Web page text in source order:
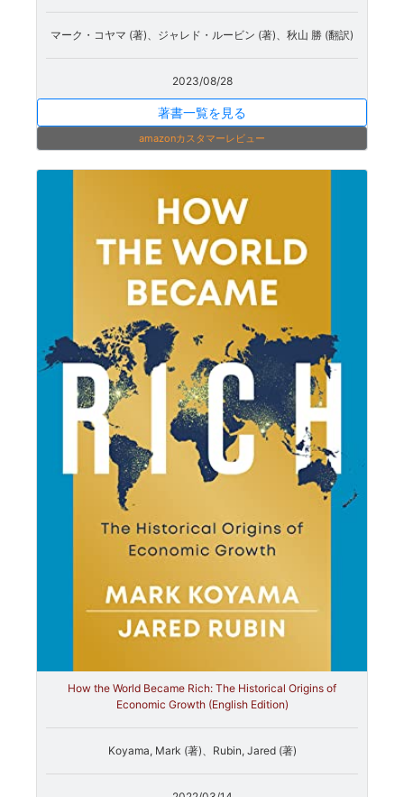
マーク・コヤマ (著)、ジャレド・ルービン (著)、秋山 勝 (翻訳)
2023/08/28
著書一覧を見る
amazonカスタマーレビュー
How the World Became Rich: The Historical Origins of
Economic Growth (English Edition)
Koyama, Mark (著)、Rubin, Jared (著)